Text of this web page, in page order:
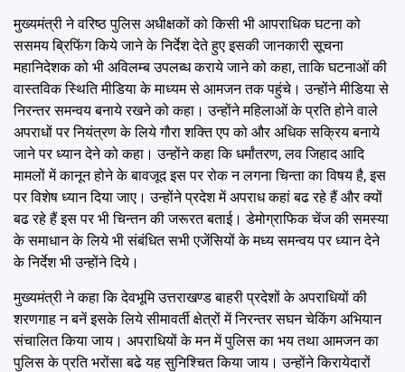
मुख्यमंत्री ने वरिष्ठ पुलिस अधीक्षकों को किसी भी आपराधिक घटना को
ससमय ब्रिफिंग किये जाने के निर्देश देते हुए इसकी जानकारी सूचना
महानिदेशक को भी अविलम्ब उपलब्ध कराये जाने को कहा, ताकि घटनाओं की
वास्तविक स्थिति मीडिया के माध्यम से आमजन तक पहुंचे। उन्होंने मीडिया से
निरन्तर समन्वय बनाये रखने को कहा। उन्होंने महिलाओं के प्रति होने वाले
अपराधों पर नियंत्रण के लिये गौरा शक्ति एप को और अधिक सक्रिय बनाये
जाने पर ध्यान देने को कहा। उन्होंने कहा कि धर्मांतरण, लव जिहाद आदि
मामलों में कानून होने के बावजूद इस पर रोक न लगना चिन्ता का विषय है, इस
पर विशेष ध्यान दिया जाए। उन्होंने प्रदेश में अपराध कहां बढ रहे हैं और क्यों
बढ रहे हैं इस पर भी चिन्तन की जरूरत बताई। डेमोग्राफिक चेंज की समस्या
के समाधान के लिये भी संबंधित सभी एजेंसियों के मध्य समन्वय पर ध्यान देने
के निर्देश भी उन्होंने दिये।
मुख्यमंत्री ने कहा कि देवभूमि उत्तराखण्ड बाहरी प्रदेशों के अपराधियों की
शरणगाह न बनें इसके लिये सीमावर्ती क्षेत्रों में निरन्तर सघन चेकिंग अभियान
संचालित किया जाय। अपराधियों के मन में पुलिस का भय तथा आमजन का
पुलिस के प्रति भरोंसा बढे यह सुनिश्चित किया जाय। उन्होंने किरायेदारों